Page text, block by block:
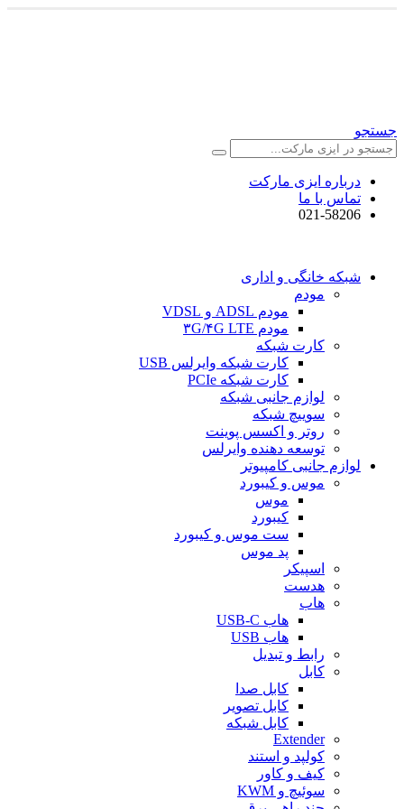
جستجو
درباره ایزی مارکت
تماس با ما
021-58206
شبکه خانگی و اداری
مودم
مودم ADSL و VDSL
مودم ۳G/۴G LTE
کارت شبکه
کارت شبکه وایرلس USB
کارت شبکه PCIe
لوازم جانبی شبکه
سوییچ شبکه
روتر و اکسس پوینت
توسعه دهنده وایرلس
لوازم جانبی کامپیوتر
موس و کیبورد
موس
کیبورد
ست موس و کیبورد
پد موس
اسپیکر
هدست
هاب
هاب USB-C
هاب USB
رابط و تبدیل
کابل
کابل صدا
کابل تصویر
کابل شبکه
Extender
کولپد و استند
کیف و کاور
سوئیچ و KWM